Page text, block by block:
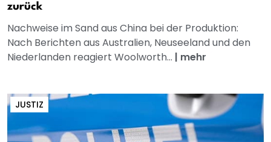
zurück
Nachweise im Sand aus China bei der Produktion:
Nach Berichten aus Australien, Neuseeland und den
Niederlanden reagiert Woolworth... | mehr
JUSTIZ